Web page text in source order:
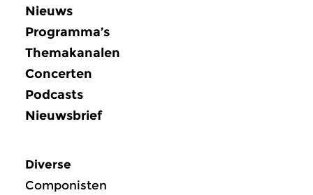
Nieuws
Programma’s
Themakanalen
Concerten
Podcasts
Nieuwsbrief
Diverse
Componisten